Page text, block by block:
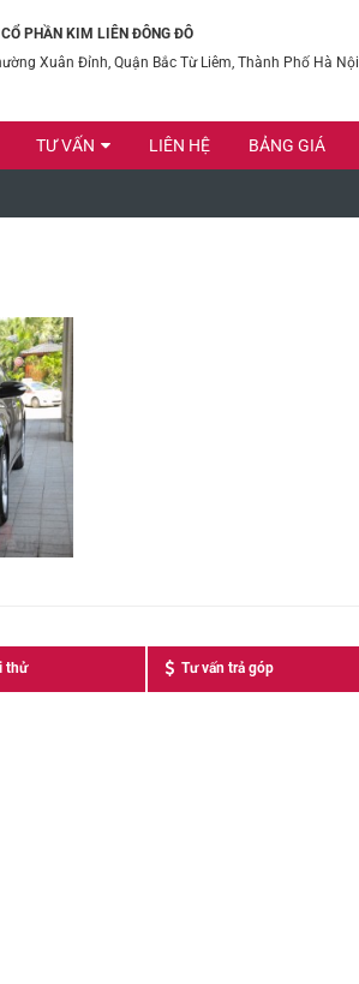
CỔ PHẦN KIM LIÊN ĐÔNG ĐÔ
Xuân Đỉnh, Quận Bắc Từ Liêm, Thành Phố Hà Nội
TƯ VẤN LIÊN HỆ BẢNG GIÁ
thử Tư vấn trả góp